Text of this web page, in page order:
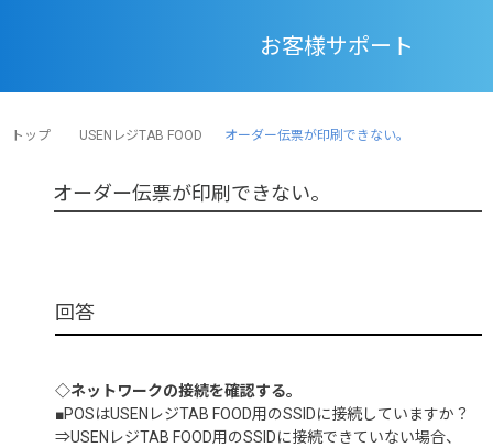
お客様サポート
トップ USENレジTAB FOOD オーダー伝票が印刷できない。
オーダー伝票が印刷できない。
◇ネットワークの接続を確認する。
■POSはUSENレジTAB FOOD用のSSIDに接続していますか？
⇒USENレジTAB FOOD用のSSIDに接続できていない場合、